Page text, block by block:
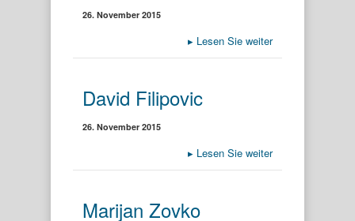
26. November 2015
▸ Lesen Sie weiter
David Filipovic
26. November 2015
▸ Lesen Sie weiter
Marijan Zovko